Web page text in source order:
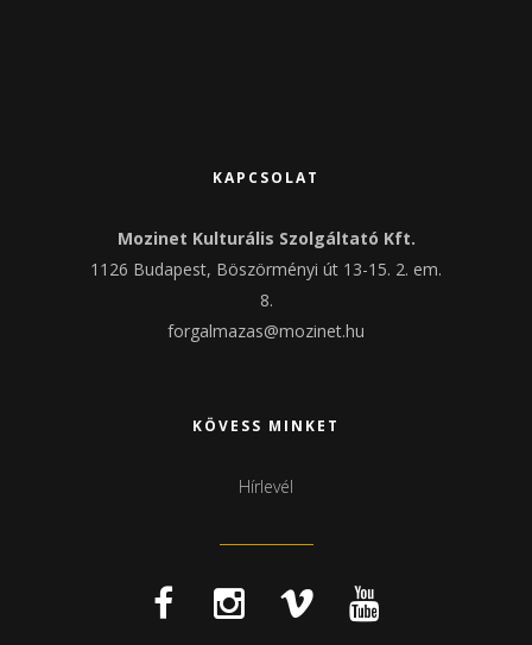
KAPCSOLAT
Mozinet Kulturális Szolgáltató Kft.
1126 Budapest, Böszörményi út 13-15. 2. em.
8.
forgalmazas@mozinet.hu
KÖVESS MINKET
Hírlevél